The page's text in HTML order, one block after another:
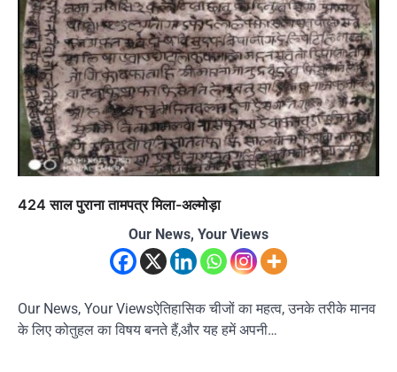
424 साल पुराना तामपत्र मिला-अल्मोड़ा
Our News, Your Views
Our News, Your Viewsऐतिहासिक चीजों का महत्व, उनके तरीके मानव
के लिए कोतुहल का विषय बनते हैं,और यह हमें अपनी…